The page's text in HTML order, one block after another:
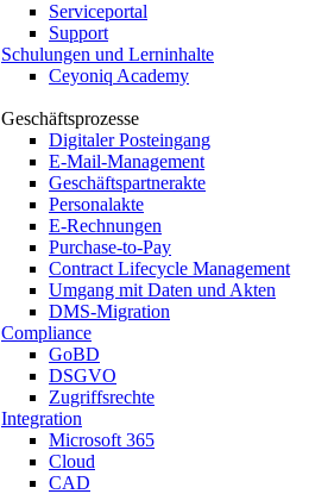
Serviceportal
Support
Schulungen und Lerninhalte
Ceyoniq Academy
Geschäftsprozesse
Digitaler Posteingang
E-Mail-Management
Geschäftspartnerakte
Personalakte
E-Rechnungen
Purchase-to-Pay
Contract Lifecycle Management
Umgang mit Daten und Akten
DMS-Migration
Compliance
GoBD
DSGVO
Zugriffsrechte
Integration
Microsoft 365
Cloud
CAD